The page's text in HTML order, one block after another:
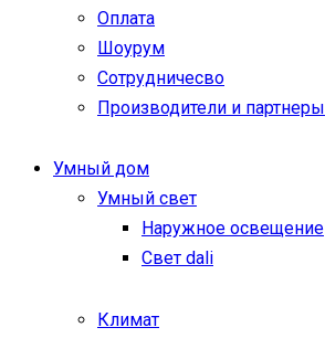
Оплата
Шоурум
Сотрудничесво
Производители и партнеры
Умный дом
Умный свет
Наружное освещение
Свет dali
Климат